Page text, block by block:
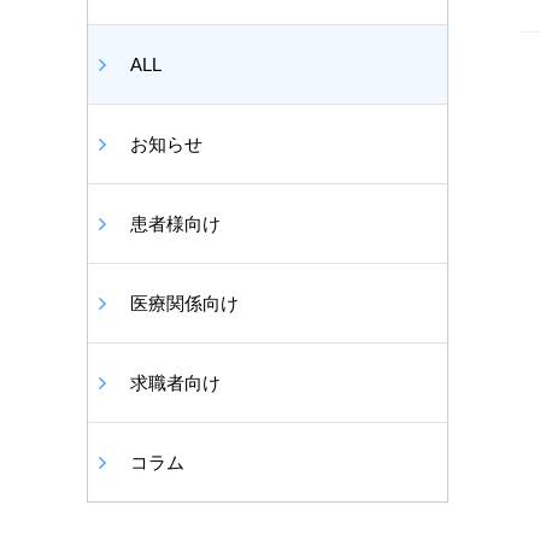
ALL
お知らせ
患者様向け
医療関係向け
求職者向け
コラム